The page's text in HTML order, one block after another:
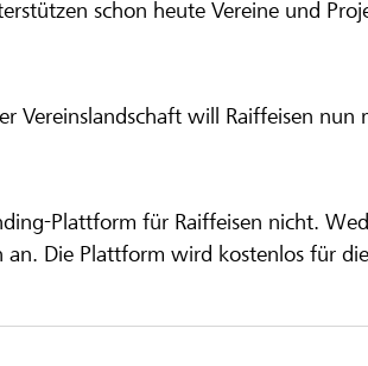
schon heute Vereine und
Vereinslandschaft will Raiffeisen nun
Plattform für Raiffeisen nicht.
Die Plattform wird kostenlos für